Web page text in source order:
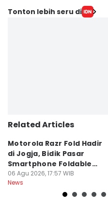
Editor
Tonton lebih seru di
Related Articles
Motorola Razr Fold Hadir
di Jogja, Bidik Pasar
Smartphone Foldable
Premium
06 Agu 2026, 17:57 WIB
News